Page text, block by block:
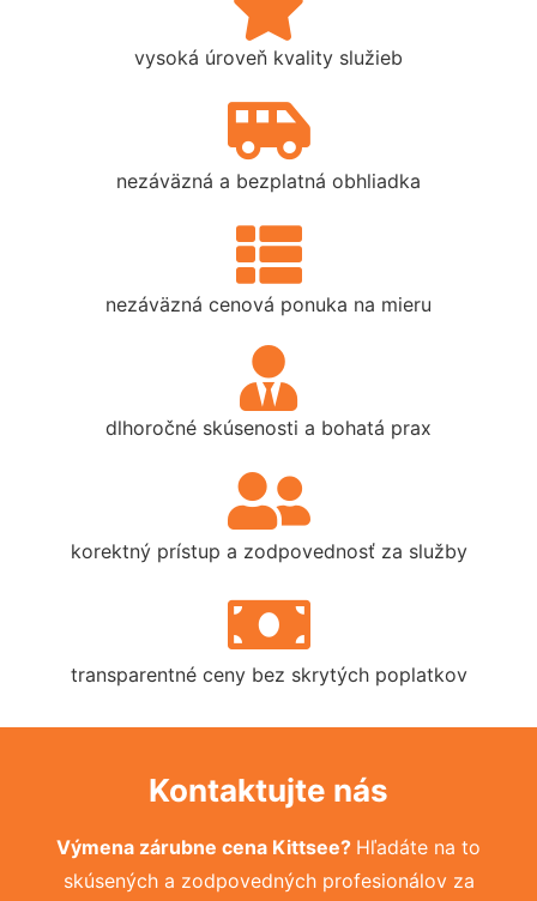
vysoká úroveň kvality služieb
nezáväzná a bezplatná obhliadka
nezáväzná cenová ponuka na mieru
dlhoročné skúsenosti a bohatá prax
korektný prístup a zodpovednosť za služby
transparentné ceny bez skrytých poplatkov
Kontaktujte nás
Výmena zárubne cena Kittsee? Hľadáte na to
skúsených a zodpovedných profesionálov za